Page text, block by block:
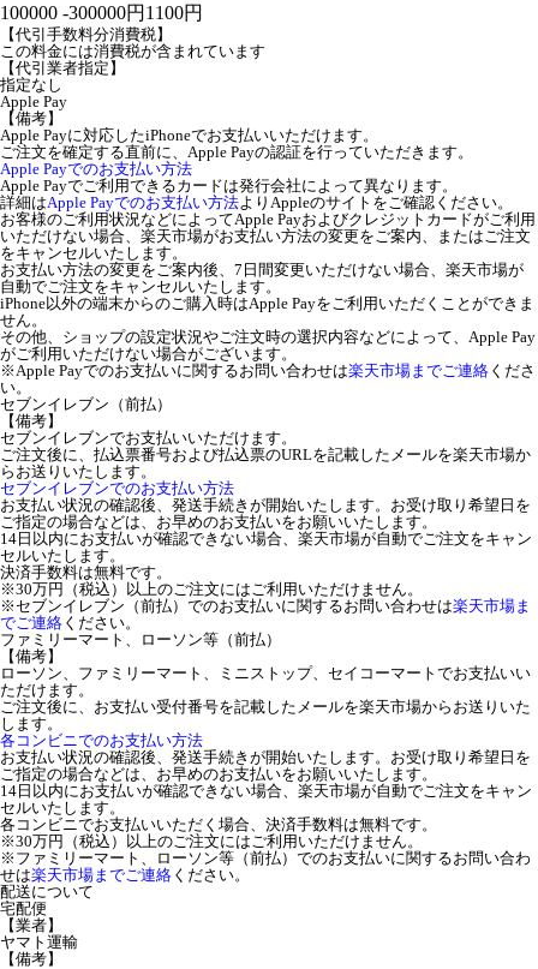
100000 -300000円 1100円
【代引手数料分消費税】
この料金には消費税が含まれています
【代引業者指定】
指定なし
Apple Pay
【備考】
Apple Payに対応したiPhoneでお支払いいただけます。
ご注文を確定する直前に、Apple Payの認証を行っていただきます。
Apple Payでのお支払い方法
Apple Payでご利用できるカードは発行会社によって異なります。
詳細はApple Payでのお支払い方法よりAppleのサイトをご確認ください。
お客様のご利用状況などによってApple Payおよびクレジットカードがご利用
いただけない場合、楽天市場がお支払い方法の変更をご案内、またはご注文
をキャンセルいたします。
お支払い方法の変更をご案内後、7日間変更いただけない場合、楽天市場が
自動でご注文をキャンセルいたします。
iPhone以外の端末からのご購入時はApple Payをご利用いただくことができま
せん。
その他、ショップの設定状況やご注文時の選択内容などによって、Apple Pay
がご利用いただけない場合がございます。
※Apple Payでのお支払いに関するお問い合わせは楽天市場までご連絡 くださ
い。
セブンイレブン（前払）
【備考】
セブンイレブンでお支払いいただけます。
ご注文後に、払込票番号および払込票のURLを記載したメールを楽天市場か
らお送りいたします。
セブンイレブンでのお支払い方法
お支払い状況の確認後、発送手続きが開始いたします。お受け取り希望日を
ご指定の場合などは、お早めのお支払いをお願いいたします。
14日以内にお支払いが確認できない場合、楽天市場が自動でご注文をキャン
セルいたします。
決済手数料は無料です。
※30万円（税込）以上のご注文にはご利用いただけません。
※セブンイレブン（前払）でのお支払いに関するお問い合わせは楽天市場ま
でご連絡 ください。
ファミリーマート、ローソン等（前払）
【備考】
ローソン、ファミリーマート、ミニストップ、セイコーマートでお支払いい
ただけます。
ご注文後に、お支払い受付番号を記載したメールを楽天市場からお送りいた
します。
各コンビニでのお支払い方法
お支払い状況の確認後、発送手続きが開始いたします。お受け取り希望日を
ご指定の場合などは、お早めのお支払いをお願いいたします。
14日以内にお支払いが確認できない場合、楽天市場が自動でご注文をキャン
セルいたします。
各コンビニでお支払いいただく場合、決済手数料は無料です。
※30万円（税込）以上のご注文にはご利用いただけません。
※ファミリーマート、ローソン等（前払）でのお支払いに関するお問い合わ
せは楽天市場までご連絡 ください。
配送について
宅配便
【業者】
ヤマト運輸
【備考】